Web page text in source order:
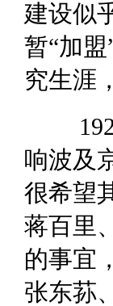
建设似
暂“加
究生涯
响波及
很希望
蒋百里
的事宜
张东荪